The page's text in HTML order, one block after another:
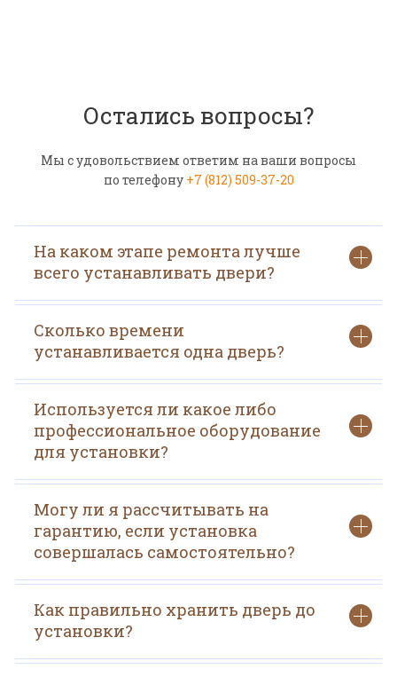
Остались вопросы?
Мы с удовольствием ответим на ваши вопросы
по телефону +7 (812) 509-37-20
На каком этапе ремонта лучше
всего устанавливать двери?
Сколько времени
устанавливается одна дверь?
Используется ли какое либо
профессиональное оборудование
для установки?
Могу ли я рассчитывать на
гарантию, если установка
совершалась самостоятельно?
Как правильно хранить дверь до
установки?